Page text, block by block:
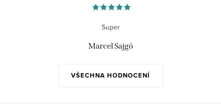
VŠECHNA HODNOCENÍ
Super
Marcel Sajgó